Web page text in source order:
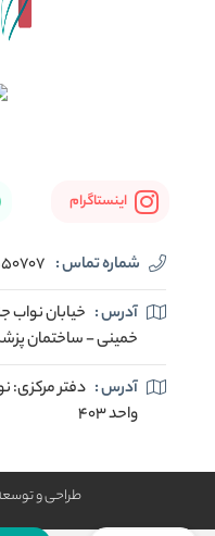
اینستاگرام
شماره تماس :
آدرس : خیابان نواب
خمینی - ساختمان
آدرس : دفتر مرکزی:
واحد ۴۰۳
طراحی و